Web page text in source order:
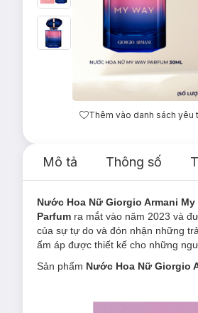
Thêm vào danh sách yêu
Mô tả Thông số
Nước Hoa Nữ Giorgio Armani My
Parfum ra mắt vào năm 2023 và
của sự tự do và đón nhận những
ấm áp được thiết kế cho những
Sản phẩm Nước Hoa Nữ Giorgio